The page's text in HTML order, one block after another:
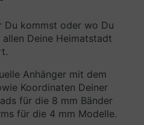
Du kommst oder wo Du
Deine Heimatstadt
Anhänger mit dem
Koordinaten Deiner
für die 8 mm Bänder
für die 4 mm Modelle.